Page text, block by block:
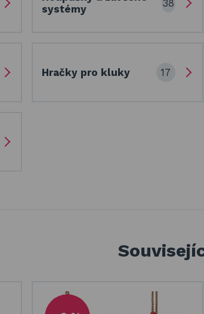
systémy
38
Hračky pro kluky 17